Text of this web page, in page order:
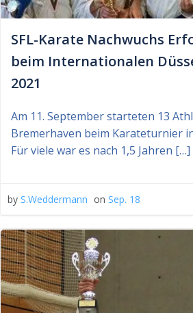
SFL-Karate Nachwuchs
beim Internationalen
2021
Am 11. September starteten 13
Bremerhaven beim Karateturnier
Für viele war es nach 1,5 Jahren […]
by S.Weddermann on Sep. 18